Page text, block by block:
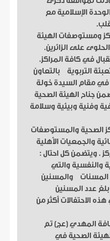
الإسلامية مع
ومستوصفات الهيئة
على الزائرين.
في كافة المراكز.
التربوية بالتعاون
مقام السيدة خولة
جناح الهيئة الصحية
وفنية وبيئية وسلامة
الصحية والمستوصفات
والجمعيات الأهلية
. ويتضمن كل احتال :
والنفسية والتي
والمسنين
عدد المسنين
الاحتفالات أكثر من
المهدي (عج) تم
الهيئة الصحية في